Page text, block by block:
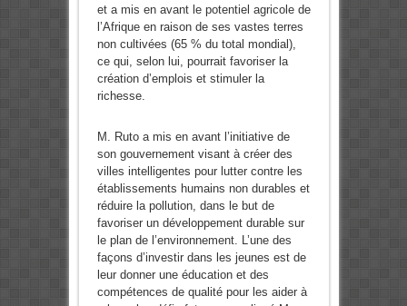
et a mis en avant le potentiel agricole de
l’Afrique en raison de ses vastes terres
non cultivées (65 % du total mondial),
ce qui, selon lui, pourrait favoriser la
création d’emplois et stimuler la
richesse.
M. Ruto a mis en avant l’initiative de
son gouvernement visant à créer des
villes intelligentes pour lutter contre les
établissements humains non durables et
réduire la pollution, dans le but de
favoriser un développement durable sur
le plan de l’environnement. L’une des
façons d’investir dans les jeunes est de
leur donner une éducation et des
compétences de qualité pour les aider à